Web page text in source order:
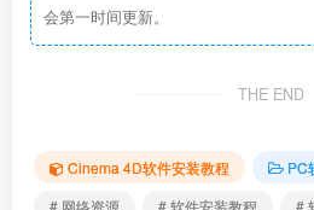
会第一时间更新。
THE END
Cinema 4D软件安装教程
PC